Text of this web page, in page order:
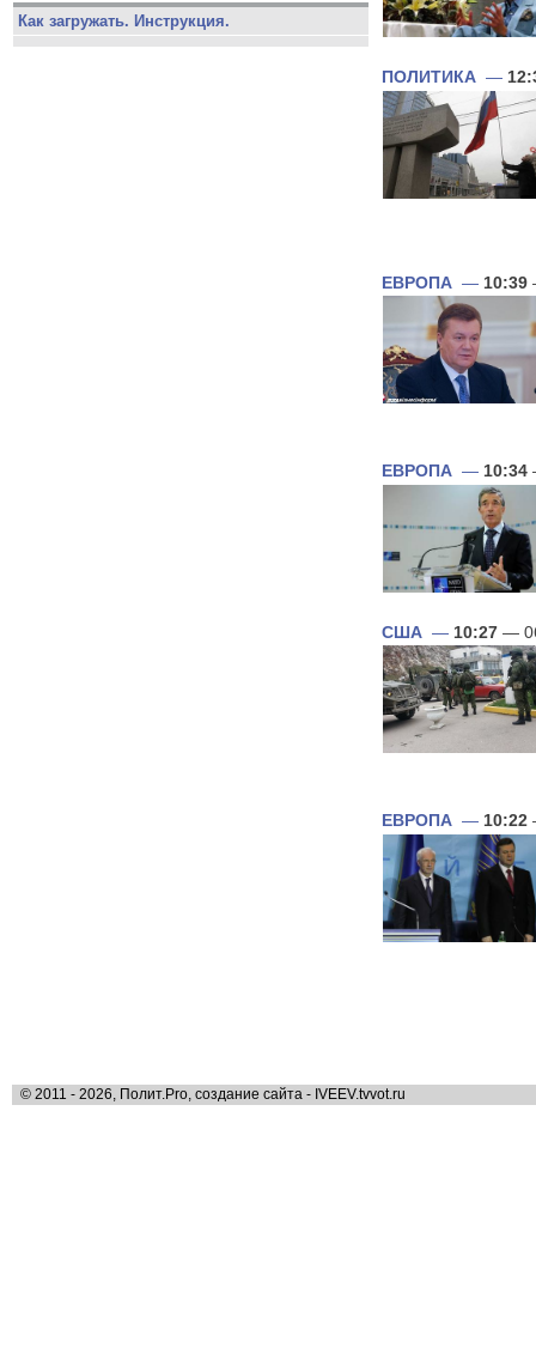
Как загружать. Инструкция.
ПОЛИТИКА —
ЕВРОПА — 10:39
ЕВРОПА — 10:34
США — 10:27 —
ЕВРОПА — 10:22
© 2011 - 2026, Полит.Pro, создание сайта - IVEEV.tvvot.ru